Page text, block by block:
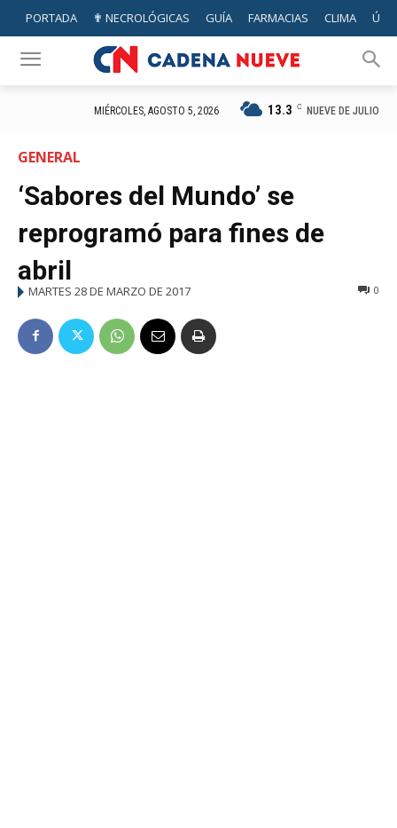
PORTADA ✟ NECROLÓGICAS GUÍA FARMACIAS CLIMA
MIÉRCOLES, AGOSTO 5, 2026 13.3 C NUEVE DE JULIO
GENERAL
‘Sabores del Mundo’ se
reprogramó para fines de
abril
MARTES 28 DE MARZO DE 2017 0